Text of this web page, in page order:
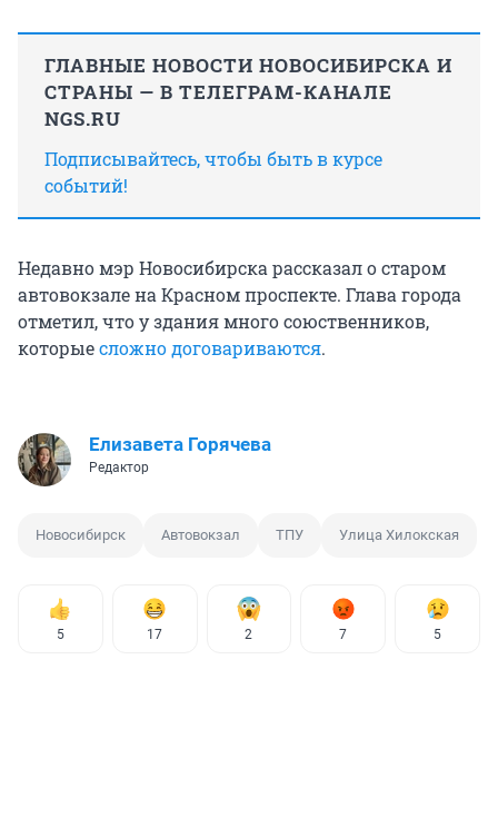
ГЛАВНЫЕ НОВОСТИ НОВОСИБИРСКА И
СТРАНЫ — В ТЕЛЕГРАМ-КАНАЛЕ
NGS.RU
Подписывайтесь, чтобы быть в курсе
событий!
Недавно мэр Новосибирска рассказал о старом
автовокзале на Красном проспекте. Глава города
отметил, что у здания много союственников,
которыесложно договариваются.
Елизавета Горячева
Редактор
Новосибирск Автовокзал ТПУ Улица Хилокская
5 17 2 7 5